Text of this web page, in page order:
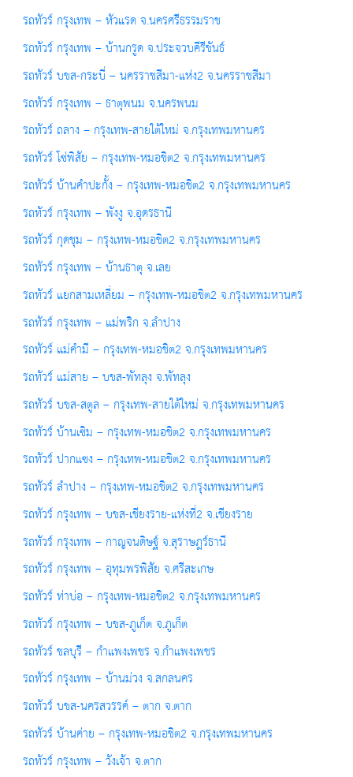
รถทัวร์ กรุงเทพ – หัวแรด จ.นครศรีธรรมราช
รถทัวร์ กรุงเทพ – บ้านกรูด จ.ประจวบคีรีขันธ์
รถทัวร์ บขส-กระบี่ – นครราชสีมา-แห่ง2 จ.นครราชสีมา
รถทัวร์ กรุงเทพ – ธาตุพนม จ.นครพนม
รถทัวร์ ถลาง – กรุงเทพ-สายใต้ใหม่ จ.กรุงเทพมหานคร
รถทัวร์ โซ่พิสัย – กรุงเทพ-หมอชิต2 จ.กรุงเทพมหานคร
รถทัวร์ บ้านคำปะกั้ง – กรุงเทพ-หมอชิต2 จ.กรุงเทพมหานคร
รถทัวร์ กรุงเทพ – พังงู จ.อุดรธานี
รถทัวร์ กุดชุม – กรุงเทพ-หมอชิต2 จ.กรุงเทพมหานคร
รถทัวร์ กรุงเทพ – บ้านธาตุ จ.เลย
รถทัวร์ แยกสามเหลี่ยม – กรุงเทพ-หมอชิต2 จ.กรุงเทพมหานคร
รถทัวร์ กรุงเทพ – แม่พริก จ.ลำปาง
รถทัวร์ แม่คำมี – กรุงเทพ-หมอชิต2 จ.กรุงเทพมหานคร
รถทัวร์ แม่สาย – บขส-พัทลุง จ.พัทลุง
รถทัวร์ บขส-สตูล – กรุงเทพ-สายใต้ใหม่ จ.กรุงเทพมหานคร
รถทัวร์ บ้านเซิม – กรุงเทพ-หมอชิต2 จ.กรุงเทพมหานคร
รถทัวร์ ปากแซง – กรุงเทพ-หมอชิต2 จ.กรุงเทพมหานคร
รถทัวร์ ลำปาง – กรุงเทพ-หมอชิต2 จ.กรุงเทพมหานคร
รถทัวร์ กรุงเทพ – บขส-เชียงราย-แห่งที่2 จ.เชียงราย
รถทัวร์ กรุงเทพ – กาญจนดิษฐ์ จ.สุราษฎร์ธานี
รถทัวร์ กรุงเทพ – อุทุมพรพิสัย จ.ศรีสะเกษ
รถทัวร์ ท่าบ่อ – กรุงเทพ-หมอชิต2 จ.กรุงเทพมหานคร
รถทัวร์ กรุงเทพ – บขส-ภูเก็ต จ.ภูเก็ต
รถทัวร์ ชลบุรี – กำแพงเพชร จ.กำแพงเพชร
รถทัวร์ กรุงเทพ – บ้านม่วง จ.สกลนคร
รถทัวร์ บขส-นครสวรรค์ – ตาก จ.ตาก
รถทัวร์ บ้านค่าย – กรุงเทพ-หมอชิต2 จ.กรุงเทพมหานคร
รถทัวร์ กรุงเทพ – วังเจ้า จ.ตาก